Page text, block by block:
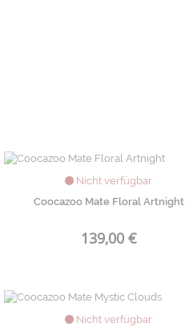
Nicht verfügbar
Coocazoo Mate Floral Artnight
139,00 €
Nicht verfügbar